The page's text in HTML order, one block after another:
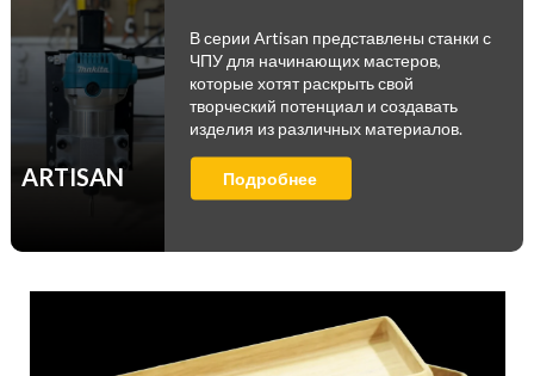
ARTISAN
В серии Artisan представлены станки с
ЧПУ для начинающих мастеров,
которые хотят раскрыть свой
творческий потенциал и создавать
изделия из различных материалов.
Подробнее